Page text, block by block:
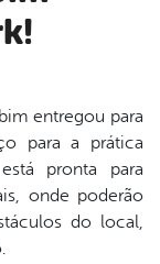
entregou para
para a prática
pronta para
onde poderão
do local,